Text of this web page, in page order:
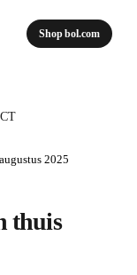
Shop bol.com
2025
thuis